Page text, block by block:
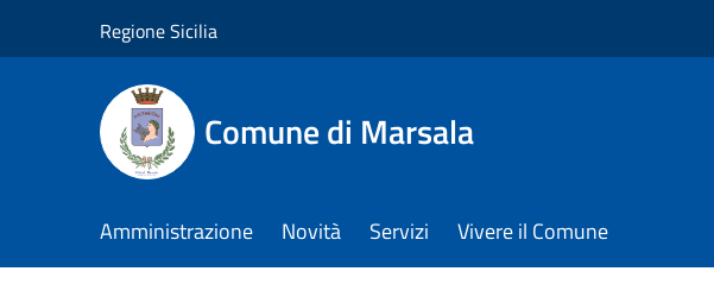
Regione Sicilia
Comune di Marsala
Amministrazione Novità Servizi Vivere il Comune